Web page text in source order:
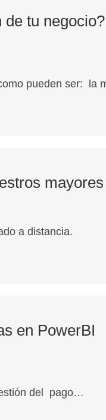
tu negocio?
pueden ser: la
mayores
a distancia.
en PowerBI
del pago…